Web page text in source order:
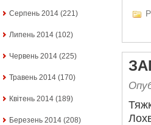
Серпень 2014 (221)
Липень 2014 (102)
Червень 2014 (225)
Травень 2014 (170)
Квітень 2014 (189)
Березень 2014 (208)